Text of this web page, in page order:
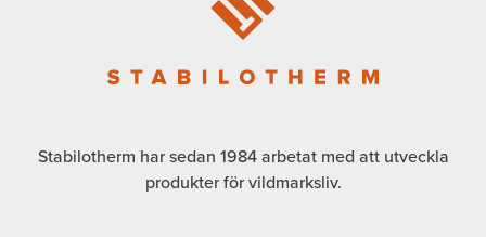
Stabilotherm har sedan 1984 arbetat med att utveckla
produkter för vildmarksliv.